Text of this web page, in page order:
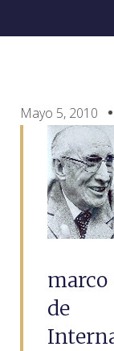
Mayo 5, 2010
marco
de